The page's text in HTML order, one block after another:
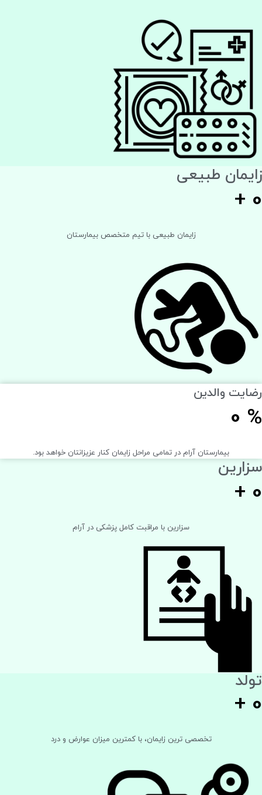
زایمان طبیعی
0
+
زایمان طبیعی با تیم متخصص بیمارستان
رضایت والدین
%
0
بیمارستان آرام در تمامی مراحل زایمان کنار عزیزانتان خواهد بود.
سزارین
0
+
سزارین با مراقبت کامل پزشکی در آرام
تولد
0
+
تخصصی‌ ترین زایمان، با کمترین میزان عوارض و درد